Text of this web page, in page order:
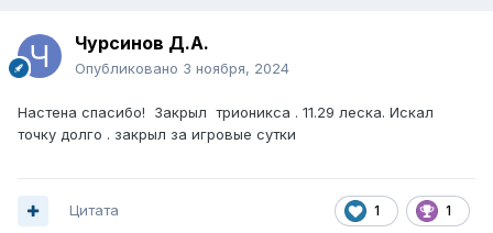
Чурсинов Д.А.
Опубликовано 3 ноября, 2024
Настена спасибо! Закрыл трионикса . 11.29 леска. Искал
точку долго . закрыл за игровые сутки
1 1
Цитата